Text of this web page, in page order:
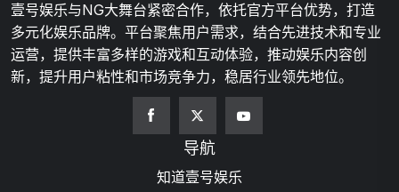
壹号娱乐与NG大舞台紧密合作，依托官方平台优势，打造
多元化娱乐品牌。平台聚焦用户需求，结合先进技术和专业
运营，提供丰富多样的游戏和互动体验，推动娱乐内容创
新，提升用户粘性和市场竞争力，稳居行业领先地位。
导航
知道壹号娱乐